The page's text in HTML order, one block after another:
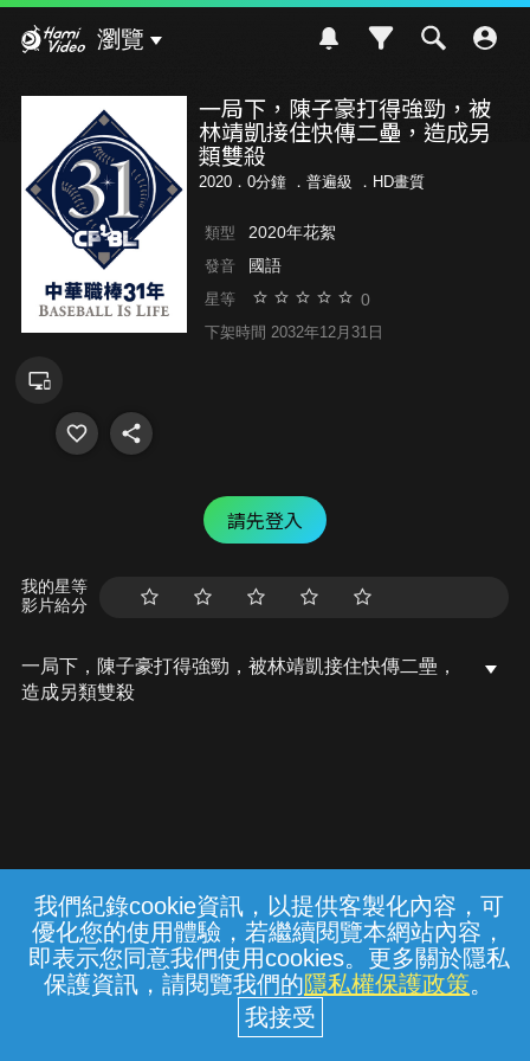
我們紀錄cookie資訊，以提供客製化內容，可
優化您的使用體驗，若繼續閱覽本網站內容，
即表示您同意我們使用cookies。更多關於隱私
保護資訊，請閱覽我們的隱私權保護政策。
瀏覽
一局下，陳子豪打得強勁，被
林靖凱接住快傳二壘，造成另
類雙殺
2020．0分鐘 ． 普遍級 ．HD畫質
類型 2020年花絮
發音 國語
星等 0
下架時間 2032年12月31日
請先登入
我的星等
影片給分
一局下，陳子豪打得強勁，被林靖凱接住快傳二壘，
造成另類雙殺
常見問題 線上客服 服務條款 隱私權保護
中華電信股份有限公司個人家庭分公司
(統一編號：96979949) © 2026
{{notifyMsg}}